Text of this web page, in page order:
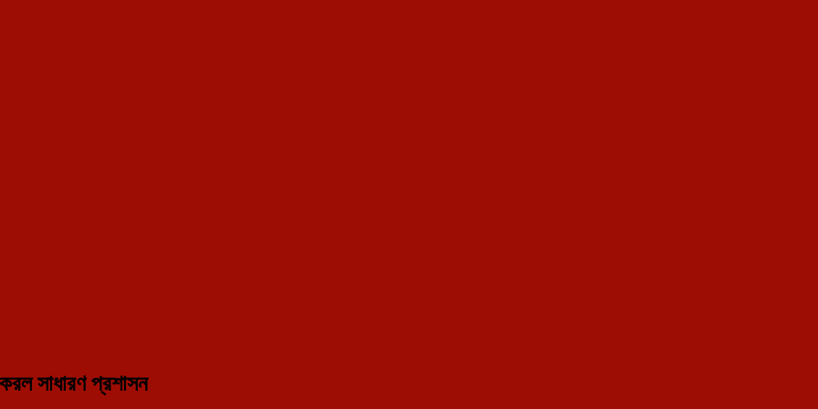
portal in Tripura.
সাধারণ প্রশাসন